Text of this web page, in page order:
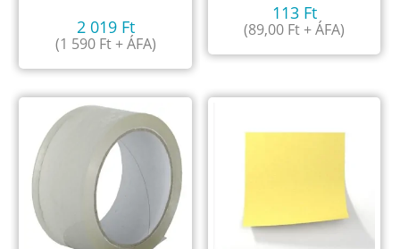
2 019 Ft
(1 590 Ft+ ÁFA)
113 Ft
(89,00 Ft+ ÁFA)